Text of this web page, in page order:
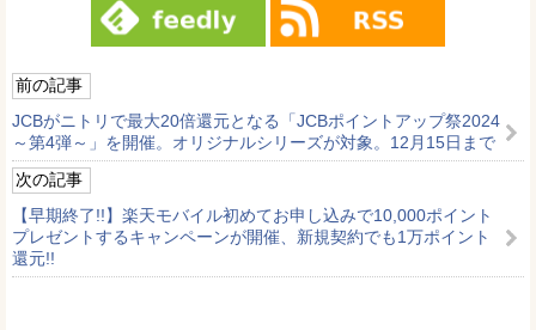
前の記事
JCBがニトリで最大20倍還元となる「JCBポイントアップ祭2024
～第4弾～」を開催。オリジナルシリーズが対象。12月15日まで
次の記事
【早期終了!!】楽天モバイル初めてお申し込みで10,000ポイント
プレゼントするキャンペーンが開催、新規契約でも1万ポイント
還元!!